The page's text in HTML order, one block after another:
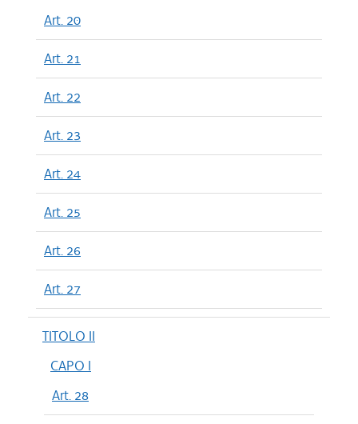
Art. 20
Art. 21
Art. 22
Art. 23
Art. 24
Art. 25
Art. 26
Art. 27
TITOLO II
CAPO I
Art. 28